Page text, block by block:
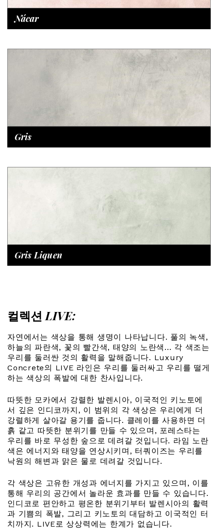
Nácar
Gris
Gris Liquen
컬렉션 LIVE:
자연에서는 색상을 통해 생명이 나타납니다. 풀의 녹색,
하늘의 파란색, 꽃의 빨간색, 태양의 노란색... 각 색조는
우리를 둘러싼 것의 활력을 말해줍니다. Luxury
Concrete의 LIVE 라인은 우리를 둘러싸고 우리를 떨게
하는 색상의 폭발에 대한 찬사입니다.
따뜻한 모카에서 강렬한 발렌시아, 이국적인 키노토에
서 깊은 인디코까지, 이 범위의 각 색상은 우리에게 더
강렬하게 살아갈 용기를 줍니다. 클레이를 사용하면 더
흙 같고 따뜻한 분위기를 만들 수 있으며, 포레스타는
우리를 바로 무성한 숲으로 데려갈 것입니다. 라임 노란
색은 에너지와 태양을 연상시키며, 터쿼이즈는 우리를
낙원의 해변과 맑은 물로 데려갈 것입니다.
각 색상은 고유한 개성과 에너지를 가지고 있으며, 이를
통해 우리의 공간에서 놀라운 효과를 만들 수 있습니다.
인디코로 편안하고 평온한 분위기부터 발렌시아의 활력
과 기쁨의 폭발, 그리고 키노토의 대담하고 이국적인 터
치까지. LIVE로 상상력에는 한계가 없습니다.